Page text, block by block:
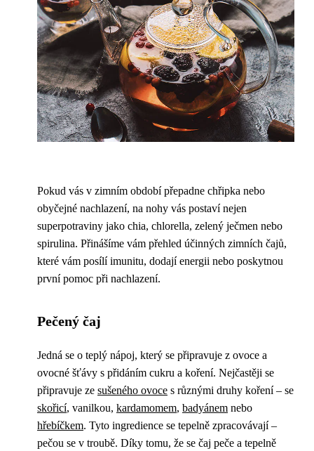
Pokud vás v zimním období přepadne chřipka nebo
obyčejné nachlazení, na nohy vás postaví nejen
superpotraviny jako chia, chlorella, zelený ječmen nebo
spirulina. Přinášíme vám přehled účinných zimních čajů,
které vám posílí imunitu, dodají energii nebo poskytnou
první pomoc při nachlazení.
Pečený čaj
Jedná se o teplý nápoj, který se připravuje z ovoce a
ovocné šťávy s přidáním cukru a koření. Nejčastěji se
připravuje ze sušeného ovoce s různými druhy koření – se
skořicí, vanilkou, kardamomem, badyánem nebo
hřebíčkem. Tyto ingredience se tepelně zpracovávají –
pečou se v troubě. Díky tomu, že se čaj peče a tepelně